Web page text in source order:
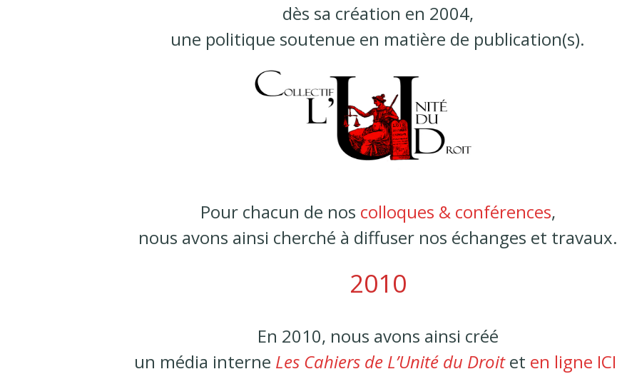
dès sa création en 2004,
une politique soutenue en matière de publication(s).
Pour chacun de nos colloques & conférences,
nous avons ainsi cherché à diffuser nos échanges et travaux.
2010
En 2010, nous avons ainsi créé
un média interne Les Cahiers de L’Unité du Droitet en ligne ICI